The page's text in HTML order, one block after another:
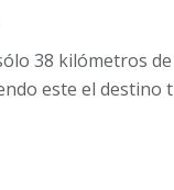
38 kilómetros
este el